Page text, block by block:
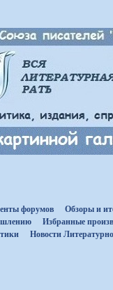
форумов Обзоры и
Избранные
Новости